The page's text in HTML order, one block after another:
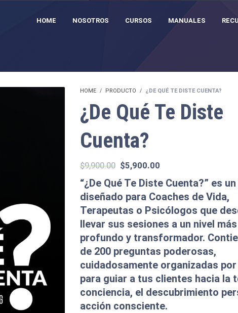
HOME NOSOTROS CURSOS MANUALES
HOME PRODUCTO ¿DE QUÉ TE DISTE CUENTA?
¿De Qué Te Diste
Cuenta?
$9,900.00 El
precio
original
era:
$9,900.00.
$5,900.00El
precio
actual
es:
$5,900.00.
“¿De Qué Te Diste Cuenta?” es
diseñado para Coaches de Vida,
Terapeutas o Psicólogos que
llevar sus sesiones a un nivel más
profundo y transformador.
de 200 preguntas poderosas,
cuidadosamente organizadas
para guiar a tus clientes hacia la
conciencia, el descubrimiento
acción consciente.